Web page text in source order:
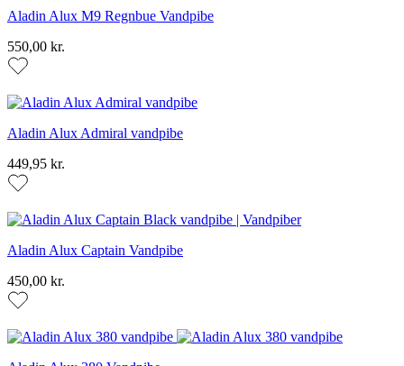
Aladin Alux M9 Regnbue Vandpibe
550,00 kr.
Aladin Alux Admiral vandpibe
449,95 kr.
Aladin Alux Captain Vandpibe
450,00 kr.